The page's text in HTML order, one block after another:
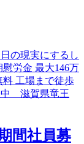
間社員募